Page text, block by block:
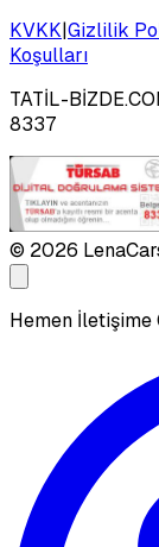
KVKK|Gizlilik
Koşulları
TATİL-
8337
© 2026
Hemen İletişime